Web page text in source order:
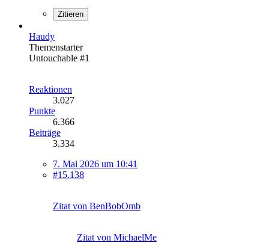
Zitieren
Haudy
Themenstarter
Untouchable #1
Reaktionen
3.027
Punkte
6.366
Beiträge
3.334
7. Mai 2026 um 10:41
#15.138
Zitat von BenBobOmb
Zitat von MichaelMe